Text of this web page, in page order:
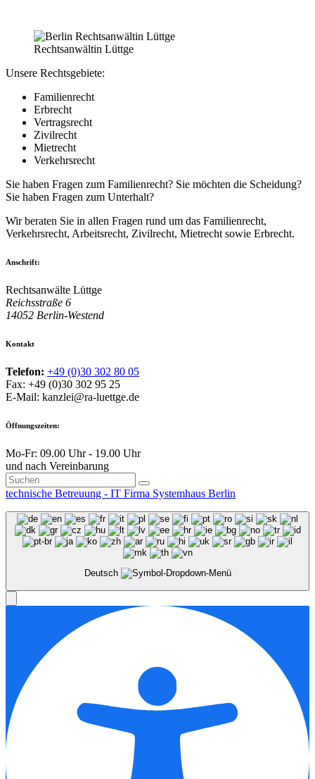
Rechtsanwältin Lüttge
Unsere Rechtsgebiete:
Familienrecht
Erbrecht
Vertragsrecht
Zivilrecht
Mietrecht
Verkehrsrecht
Sie haben Fragen zum Familienrecht? Sie möchten die Scheidung?
Sie haben Fragen zum Unterhalt?
Wir beraten Sie in allen Fragen rund um das Familienrecht,
Verkehrsrecht, Arbeitsrecht, Zivilrecht, Mietrecht sowie Erbrecht.
Anschrift:
Rechtsanwälte Lüttge
Reichsstraße 6
14052 Berlin-Westend
Kontakt
Telefon: +49 (0)30 302 80 05
Fax: +49 (0)30 302 95 25
E-Mail: kanzlei@ra-luettge.de
Öffnungszeiten:
Mo-Fr: 09.00 Uhr - 19.00 Uhr
und nach Vereinbarung
technische Betreuung - IT Firma Systemhaus Berlin
Deutsch